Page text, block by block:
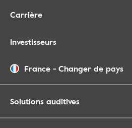
Carrière
Investisseurs
France - Changer de pays
Solutions auditives